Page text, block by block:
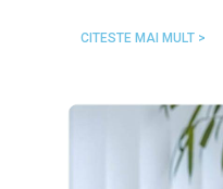
CITESTE MAI MULT >